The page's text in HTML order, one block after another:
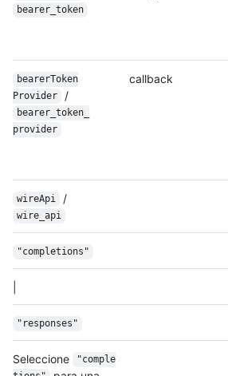
bearer_token
bearerToken
Provider
/
bearer_token_
provider
callback
wireApi /
wire_api
"completions"
"responses"
Seleccione
"comple